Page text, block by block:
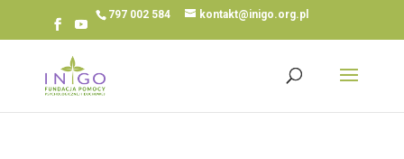
797 002 584 kontakt@inigo.org.pl